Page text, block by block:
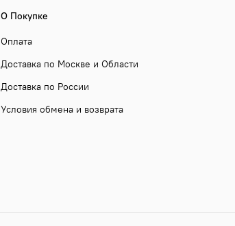
О Покупке
Оплата
Доставка по Москве и Области
Доставка по России
Условия обмена и возврата